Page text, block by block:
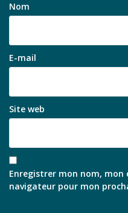
Nom
E-mail
Site web
Enregistrer mon nom,
navigateur pour mon